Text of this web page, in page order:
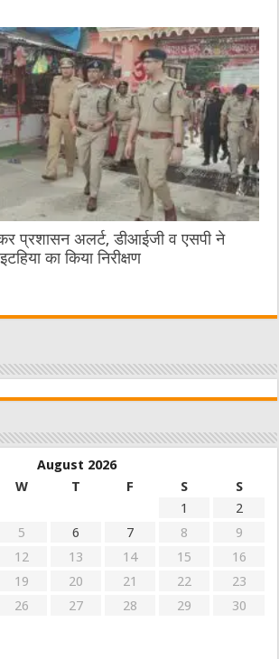
प्रशासन अलर्ट, डीआईजी व एसपी ने
का किया निरीक्षण
August 2026
W T F S
S
1
2
5 6 7 8
9
12 13 14 15
16
19 20 21 22
23
26 27 28 29
30